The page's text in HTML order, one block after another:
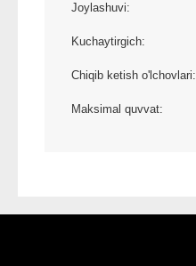
Joylashuvi:
Kuchaytirgich:
Chiqib ketish o'lchovlari:
Maksimal quvvat: